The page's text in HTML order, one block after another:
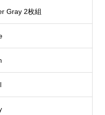
Gray 2枚組